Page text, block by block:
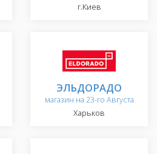
г.Киев
ЭЛЬДОРАДО
магазин на 23-го Августа
Харьков